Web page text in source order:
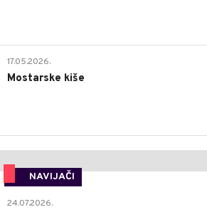
17.05.2026.
Mostarske kiše
NAVIJAČI
24.07.2026.